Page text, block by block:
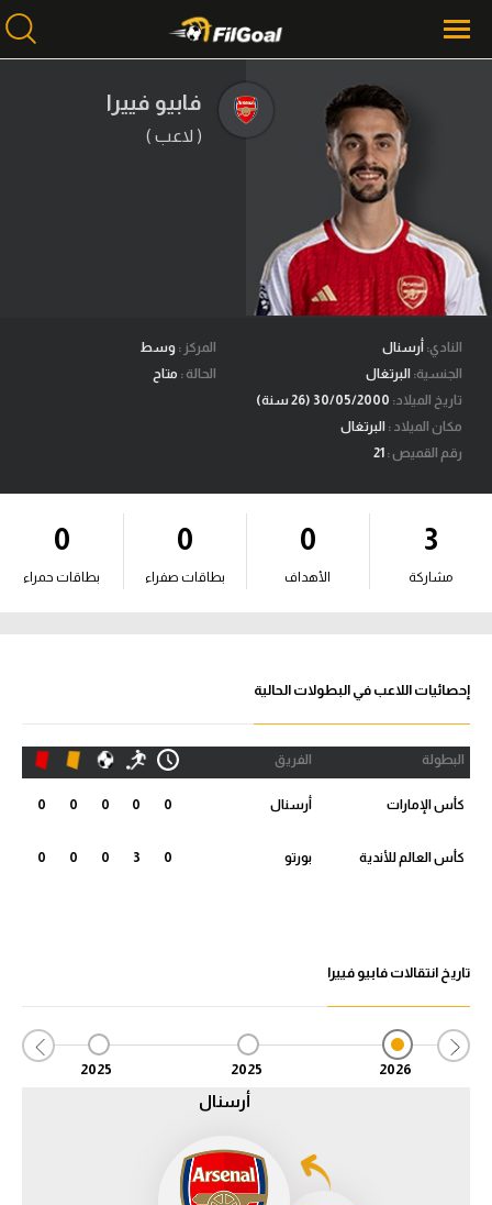
محتوى إخباري
الرئيسية
أخبار
مباريات
ميركاتو
فانتازي في الجول
مسابقة التوقعات
فيديوهات
آراء حرة
ركن الألعاب
الدوري الإنجليزي الممتاز
الدوري الإسباني
الدوري الفرنسي
الدوري السعودي للمحترفين
دوري أبطال أوروبا
فابيو فييرا
( لاعب )
النادي: أرسنال
الجنسية: البرتغال
تاريخ الميلاد:
مكان الميلاد : البرتغال
رقم القميص :
المركز : وسط
الحالة : متاح
3
مشاركة
0
الأهداف
0
بطاقات صفراء
0
بطاقات حمراء
إحصائيات اللاعب في البطولات الحالية
البطولة الفريق
كأس الإمارات أرسنال 0
0
0
0
0
كأس العالم للأندية بورتو 0
3
0
0
0
تاريخ انتقالات فابيو فييرا
2026
2025
2025
أرسنال